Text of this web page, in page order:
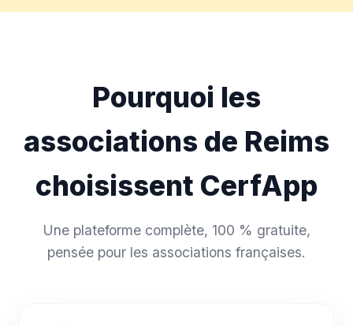
Pourquoi les
associations de Reims
choisissent CerfApp
Une plateforme complète, 100 % gratuite,
pensée pour les associations françaises.